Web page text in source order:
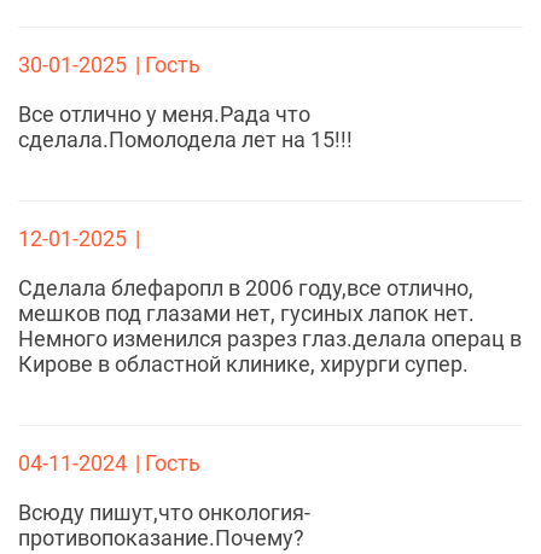
30-01-2025 | Гость
Все отлично у меня.Рада что
сделала.Помолодела лет на 15!!!
12-01-2025 |
Сделала блефаропл в 2006 году,все отлично,
мешков под глазами нет, гусиных лапок нет.
Немного изменился разрез глаз.делала операц в
Кирове в областной клинике, хирурги супер.
04-11-2024 | Гость
Всюду пишут,что онкология-
противопоказание.Почему?